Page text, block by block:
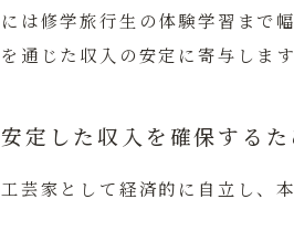
には修学旅行生の体験学習まで
を通じた収入の安定に寄与します
安定した収入を確保する
工芸家として経済的に自立し、